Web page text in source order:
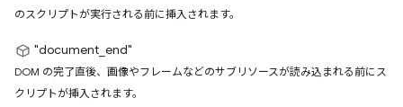
のスクリプトが実行される前に挿入されます。
"document_end"
DOM の完了直後、画像やフレームなどのサブリソースが読み込まれる前にス
クリプトが挿入されます。